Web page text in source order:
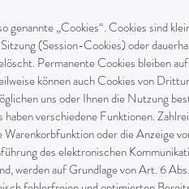
genannte „Cookies“. Cookies sind
(Session-Cookies) oder
Permanente Cookies bleiben
können auch Cookies von
uns oder Ihnen die Nutzung
verschiedene Funktionen.
oder die Anzeige
des elektronischen
werden auf Grundlage von Art. 6